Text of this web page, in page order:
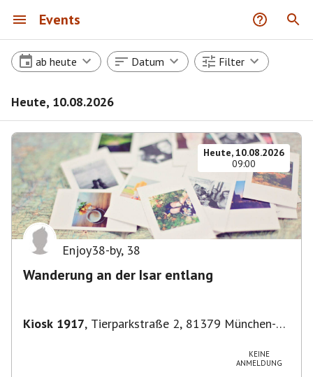
Events
ab heute Datum Filter
Heute, 10.08.2026
Heute, 10.08.2026
09:00
Enjoy38-by, 38
Wanderung an der Isar entlang
Kiosk 1917, Tierparkstraße 2, 81379 München-
KEINE
ANMELDUNG